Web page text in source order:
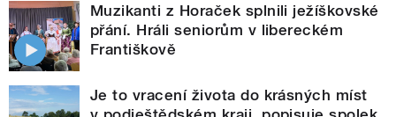
Muzikanti z Horaček splnili ježíškovské
přání. Hráli seniorům v libereckém
Františkově
Je to vracení života do krásných míst